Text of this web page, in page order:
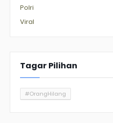
Polri
Viral
Tagar Pilihan
#OrangHilang